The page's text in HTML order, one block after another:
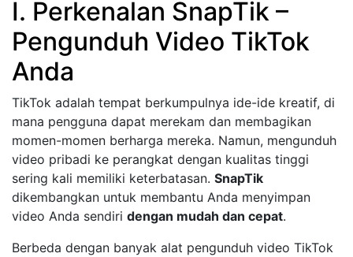
I. Perkenalan SnapTik –
Pengunduh Video TikTok
Anda
TikTok adalah tempat berkumpulnya ide-ide kreatif, di
mana pengguna dapat merekam dan membagikan
momen-momen berharga mereka. Namun, mengunduh
video pribadi ke perangkat dengan kualitas tinggi
sering kali memiliki keterbatasan. SnapTik
dikembangkan untuk membantu Anda menyimpan
video Anda sendiri dengan mudah dan cepat.
Berbeda dengan banyak alat pengunduh video TikTok